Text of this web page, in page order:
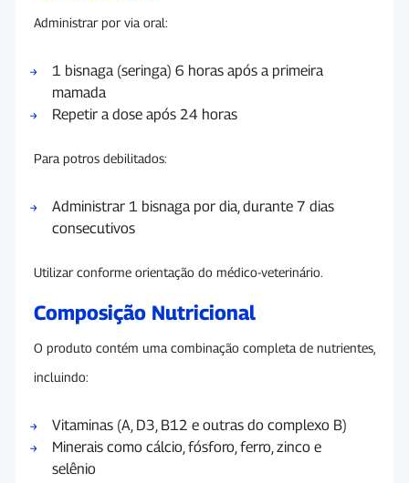
Administrar por via oral:
1 bisnaga (seringa) 6 horas após a primeira
mamada
Repetir a dose após 24 horas
Para potros debilitados:
Administrar 1 bisnaga por dia, durante 7 dias
consecutivos
Utilizar conforme orientação do médico-veterinário.
Composição Nutricional
O produto contém uma combinação completa de nutrientes,
incluindo:
Vitaminas (A, D3, B12 e outras do complexo B)
Minerais como cálcio, fósforo, ferro, zinco e
selênio